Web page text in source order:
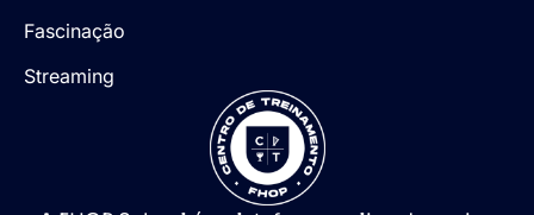
Fascinação
Streaming